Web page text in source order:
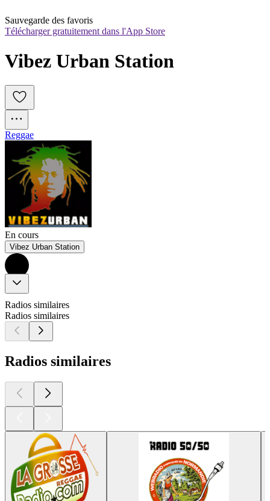
Sauvegarde des favoris
Télécharger gratuitement dans l'App Store
Vibez Urban Station
Reggae
En cours
Vibez Urban Station
Radios similaires
Radios similaires
Radios similaires